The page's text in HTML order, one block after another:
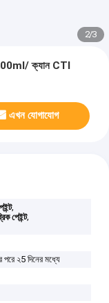
2/3
200ml/ ক্যান CTI
এখন যোগাযোগ
,
পেইন্ট,
পরে ২5 দিনের মধ্যে